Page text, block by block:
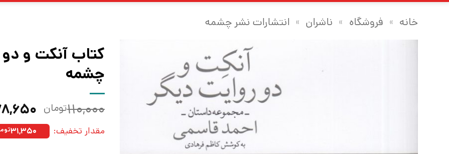
خانه » فروشگاه » ناشران » انتشارات نشر چشمه
کتاب آنکت و دو
چشمه
۱۱۰,۰۰۰تومان قیمت
اصلی: مقدار تخفیف: ۳۱,۳۵۰